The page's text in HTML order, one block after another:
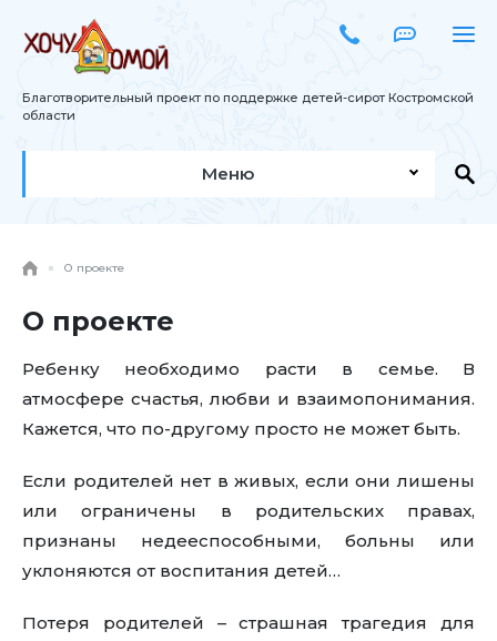
Благотворительный проект по поддержке детей-сирот Костромской
области
Меню
О проекте
О проекте
Ребенку необходимо расти в семье. В
атмосфере счастья, любви и взаимопонимания.
Кажется, что по-другому просто не может быть.
Если родителей нет в живых, если они лишены
или ограничены в родительских правах,
признаны недееспособными, больны или
уклоняются от воспитания детей…
Потеря родителей – страшная трагедия для